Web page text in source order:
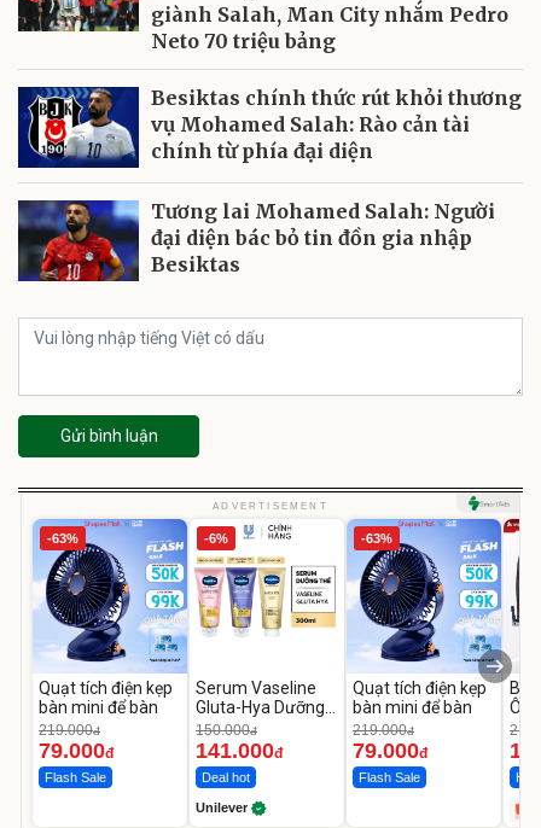
giành Salah, Man City nhắm Pedro
Neto 70 triệu bảng
Besiktas chính thức rút khỏi thương
vụ Mohamed Salah: Rào cản tài
chính từ phía đại diện
Tương lai Mohamed Salah: Người
đại diện bác bỏ tin đồn gia nhập
Besiktas
Gửi bình luận
ADVERTISEMENT
-63%
Quạt tích điện kẹp
bàn mini để bàn
219.000đ
79.000đ
Flash Sale
-6%
Serum Vaseline
Gluta-Hya Dưỡng
Da Sáng Mịn Sau 7
Ngày
150.000đ
141.000đ
Deal hot
Unilever
-63%
Quạt tích điện kẹp
bàn mini để bàn
219.000đ
79.000đ
Flash Sale
Ô
Hot